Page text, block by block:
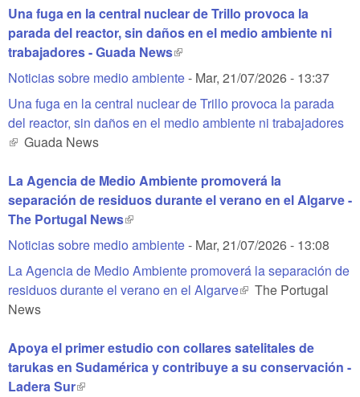
Una fuga en la central nuclear de Trillo provoca la
parada del reactor, sin daños en el medio ambiente ni
trabajadores - Guada News(link is external)
Noticias sobre medio ambiente- Mar, 21/07/2026 - 13:37
Una fuga en la central nuclear de Trillo provoca la parada
del reactor, sin daños en el medio ambiente ni trabajadores
(link is external)
Guada News
La Agencia de Medio Ambiente promoverá la
separación de residuos durante el verano en el Algarve -
The Portugal News(link is external)
Noticias sobre medio ambiente- Mar, 21/07/2026 - 13:08
La Agencia de Medio Ambiente promoverá la separación de
residuos durante el verano en el Algarve(link is external)
The Portugal
News
Apoya el primer estudio con collares satelitales de
tarukas en Sudamérica y contribuye a su conservación -
Ladera Sur(link is external)